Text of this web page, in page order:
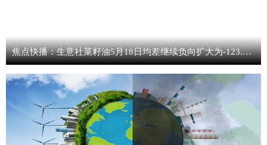
焦点快播：生意社菜籽油5月18日均差继续负向扩大为-123.70元/吨